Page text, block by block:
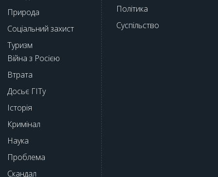
Природа
Соціальний захист
Туризм
Війна з Росією
Втрата
Досьє ГІТу
Історія
Кримінал
Наука
Проблема
Скандал
Політика
Суспільство